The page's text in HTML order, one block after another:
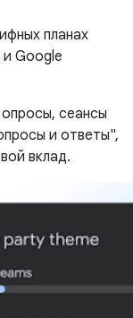
планах
и Google
сеансы
и ответы",
вклад.